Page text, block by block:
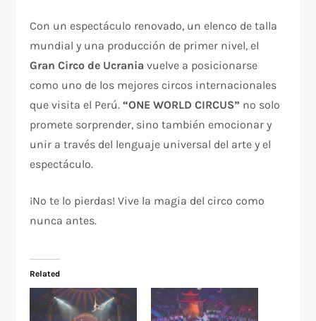
Con un espectáculo renovado, un elenco de talla
mundial y una producción de primer nivel, el
Gran Circo de Ucrania vuelve a posicionarse
como uno de los mejores circos internacionales
que visita el Perú.“ONE WORLD CIRCUS” no solo
promete sorprender, sino también emocionar y
unir a través del lenguaje universal del arte y el
espectáculo.
¡No te lo pierdas! Vive la magia del circo como
nunca antes.
Related